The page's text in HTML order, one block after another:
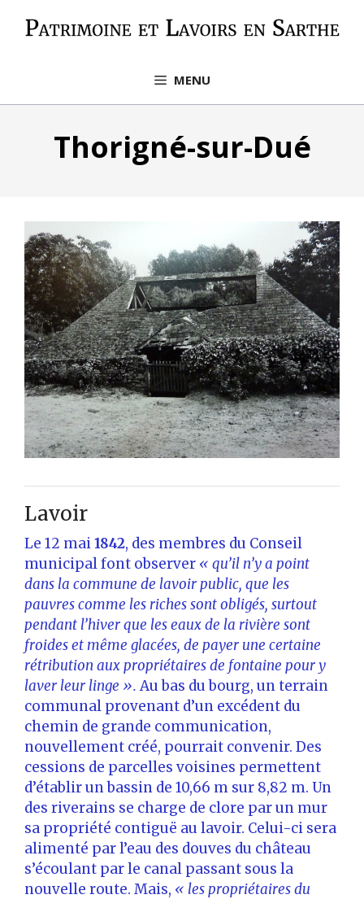
MENU
Thorigné-sur-Dué
Lavoir
Le 12 mai1842, des membres du Conseil
municipal font observer « qu’il n’y a point
dans la commune de lavoir public, que les
pauvres comme les riches sont obligés, surtout
pendant l’hiver que les eaux de la rivière sont
froides et même glacées, de payer une certaine
rétribution aux propriétaires de fontaine pour y
laver leur linge ». Au bas du bourg, un terrain
communal provenant d’un excédent du
chemin de grande communication,
nouvellement créé, pourrait convenir. Des
cessions de parcelles voisines permettent
d’établir un bassin de 10,66 m sur 8,82 m. Un
des riverains se charge de clore par un mur
sa propriété contiguë au lavoir. Celui-ci sera
alimenté par l’eau des douves du château
s’écoulant par le canal passant sous la
nouvelle route. Mais, « les propriétaires du